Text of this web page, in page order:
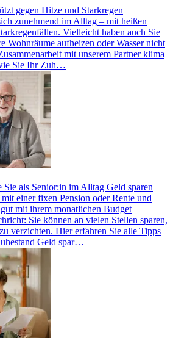
gegen Hitze und Starkregen
zunehmend im Alltag – mit heißen
Vielleicht haben auch Sie
Wohnräume aufheizen oder Wasser nicht
mit unserem Partner klima
Sie Ihr Zuh…
Sie als Senior:in im Alltag Geld sparen
einer fixen Pension oder Rente und
gut mit ihrem monatlichen Budget
Sie können an vielen Stellen sparen,
verzichten. Hier erfahren Sie alle Tipps
Geld spar…